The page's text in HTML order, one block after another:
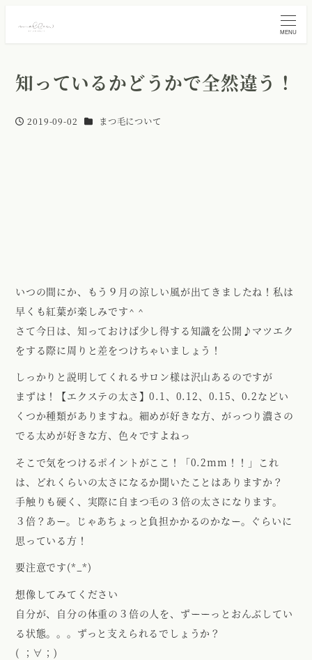
MENU
知っているかどうかで全然違う！
投稿日
2019-09-02 カテゴリー
まつ毛について
いつの間にか、もう９月の涼しい風が出てきましたね！私は
早くも紅葉が楽しみです^ ^
さて今日は、知っておけば少し得する知識を公開♪マツエク
をする際に周りと差をつけちゃいましょう！
しっかりと説明してくれるサロン様は沢山あるのですが
まずは！【エクステの太さ】0.1、0.12、0.15、0.2などい
くつか種類がありますね。細めが好きな方、がっつり濃さの
でる太めが好きな方、色々ですよねっ
そこで気をつけるポイントがここ！「0.2mm！！」これ
は、どれくらいの太さになるか聞いたことはありますか？
手触りも硬く、実際に自まつ毛の３倍の太さになります。
３倍？あー。じゃあちょっと負担かかるのかなー。ぐらいに
思っている方！
要注意です(*_*)
想像してみてください
自分が、自分の体重の３倍の人を、ずーーっとおんぶしてい
る状態。。。ずっと支えられるでしょうか？
( ；∀；)